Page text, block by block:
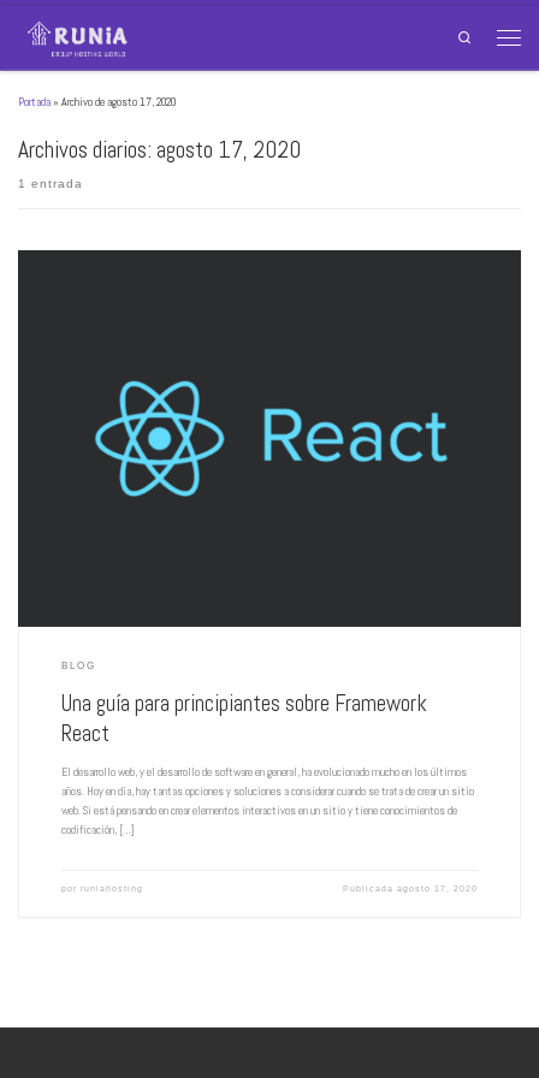
Skip to content
Search
Portada» Archivo de agosto 17, 2020
Archivos diarios: agosto 17, 2020
1 entrada
BLOG
Una guía para principiantes sobre Framework
React
El desarrollo web, y el desarrollo de software en general, ha evolucionado mucho en los últimos
años. Hoy en día, hay tantas opciones y soluciones a considerar cuando se trata de crear un sitio
web. Si está pensando en crear elementos interactivos en un sitio y tiene conocimientos de
codificación, […]
por runiahosting Publicadaagosto 17, 2020